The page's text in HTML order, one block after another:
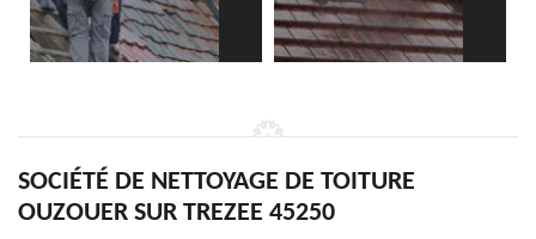
SOCIÉTÉ DE NETTOYAGE DE TOITURE
OUZOUER SUR TREZEE 45250